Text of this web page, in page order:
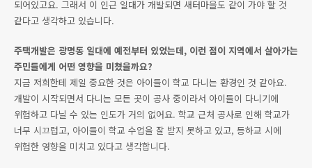
되어있고요. 그래서 이 인근 일대가 개발되면 새터마을도 같이 가야 할 것
같다고 생각하고 있습니다.
주택개발은 광명동 일대에 예전부터 있었는데, 이런 점이 지역에서 살아가는
주민들에게 어떤 영향을 미쳤을까요?
지금 저희한테 제일 중요한 것은 아이들이 학교 다니는 환경인 것 같아요.
개발이 시작되면서 다니는 모든 곳이 공사 중이라서 아이들이 다니기에
위험하고 다닐 수 있는 인도가 거의 없어요. 학교 근처 공사로 인해 학교가
너무 시끄럽고, 아이들이 학교 수업을 잘 받지 못하고 있고, 등하교 시에
위험한 영향을 미치고 있다고 생각합니다.